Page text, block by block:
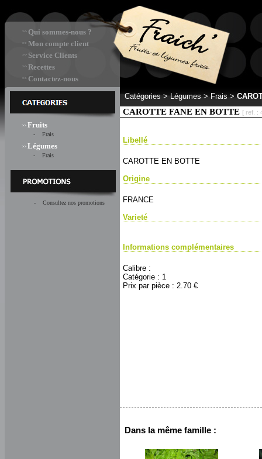
>> Qui sommes-nous ?
>> Mon compte client
>> Service Clients
>> Recettes
>> Contactez-nous
>> Fruits
- Frais
>> Légumes
- Frais
- Consultez nos promotions
Catégories >Légumes > Frais>
CAROTTE FANE EN BOTTE [ ref. :
Libellé
CAROTTE EN BOTTE
Origine
FRANCE
Varieté
Informations complémentaires
Calibre :
Catégorie : 1
Prix par pièce : 2.70 €
Dans la même famille :